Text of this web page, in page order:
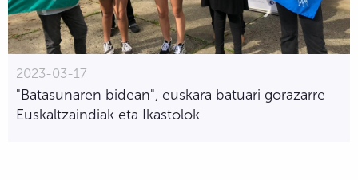
2023-03-17
"Batasunaren bidean", euskara batuari gorazarre
Euskaltzaindiak eta Ikastolok